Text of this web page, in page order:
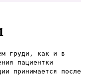
груди, как и в
пациентки
принимается после